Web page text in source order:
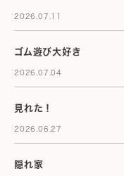
2026.07.11
ゴム遊び大好き
2026.07.04
見れた！
2026.06.27
隠れ家